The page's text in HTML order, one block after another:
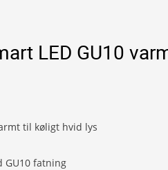
LED GU10
til køligt hvid lys
GU10 fatning